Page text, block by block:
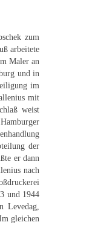
zum
arbeitete
Maler an
und in
im
mit
weist
der
er dann
nach
und 1944
Levedag,
gleichen